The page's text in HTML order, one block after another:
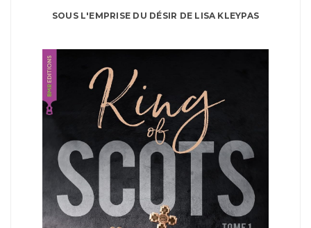
SOUS L'EMPRISE DU DÉSIR DE LISA KLEYPAS